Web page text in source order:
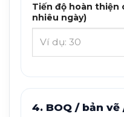
Tiến độ hoàn
nhiêu ngày)
4. BOQ / bản